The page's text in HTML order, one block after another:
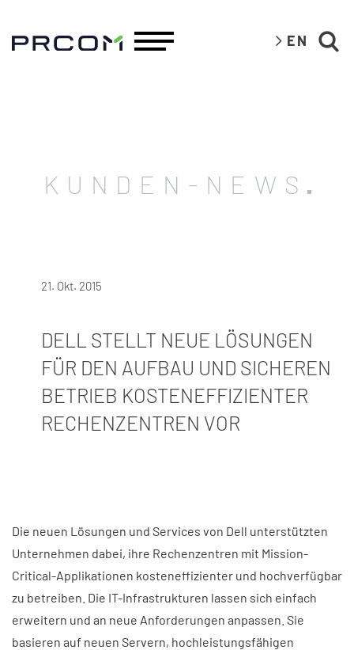
EN
KUNDEN-NEWS
21. Okt. 2015
DELL STELLT NEUE LÖSUNGEN
FÜR DEN AUFBAU UND SICHEREN
BETRIEB KOSTENEFFIZIENTER
RECHENZENTREN VOR
Die neuen Lösungen und Services von Dell unterstützten
Unternehmen dabei, ihre Rechenzentren mit Mission-
Critical-Applikationen kosteneffizienter und hochverfügbar
zu betreiben. Die IT-Infrastrukturen lassen sich einfach
erweitern und an neue Anforderungen anpassen. Sie
basieren auf neuen Servern, hochleistungsfähigen